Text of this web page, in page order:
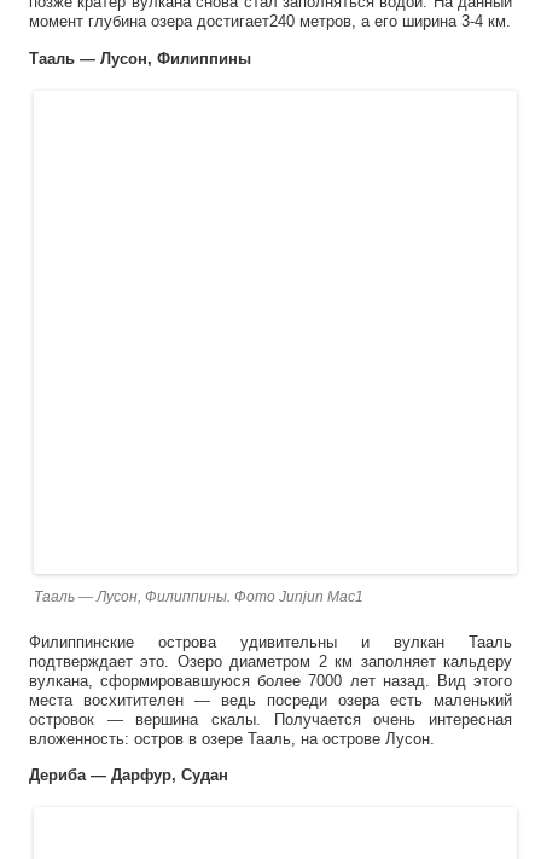
момент глубина озера достигает240 метров, а его ширина 3-4 км.
Тааль — Лусон, Филиппины
Тааль — Лусон, Филиппины. Фото Junjun Mac1
Филиппинские острова удивительны и вулкан Тааль
подтверждает это. Озеро диаметром 2 км заполняет кальдеру
вулкана, сформировавшуюся более 7000 лет назад. Вид этого
места восхитителен — ведь посреди озера есть маленький
островок — вершина скалы. Получается очень интересная
вложенность: остров в озере Тааль, на острове Лусон.
Дериба — Дарфур, Судан